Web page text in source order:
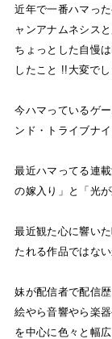
近年で一番ハマっ
ャンアナムネシス
ちょっとした自慢
したこと !!大変で
今ハマっているゲ
ンド・トライブナ
最近ハマってる連
の嫁入り」と「光
最近観た心に響い
たれる作品ではな
妹が配信者で配信
絵やら音響やら楽
を中心に色々と幅